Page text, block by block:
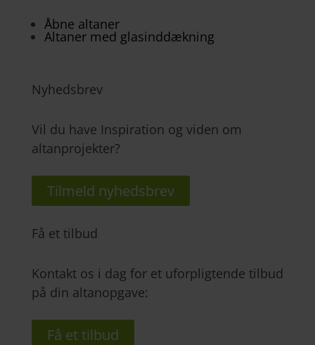
Åbne altaner
Altaner med glasinddækning
Nyhedsbrev
Vil du have Inspiration og viden om
altanprojekter?
Tilmeld nyhedsbrev
Få et tilbud
Kontakt os i dag for et uforpligtende tilbud
på din altanopgave:
Få et tilbud